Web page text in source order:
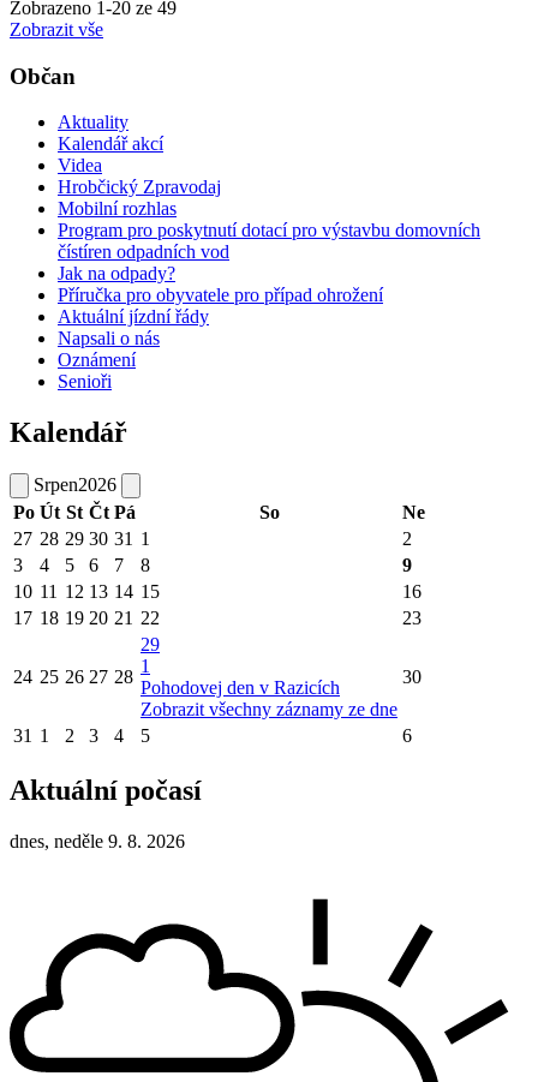
Zobrazeno 1-20 ze 49
Zobrazit vše
Občan
Aktuality
Kalendář akcí
Videa
Hrobčický Zpravodaj
Mobilní rozhlas
Program pro poskytnutí dotací pro výstavbu domovních
čístíren odpadních vod
Jak na odpady?
Příručka pro obyvatele pro případ ohrožení
Aktuální jízdní řády
Napsali o nás
Oznámení
Senioři
Kalendář
Srpen2026
Po Út St Čt Pá So
Ne
27 28 29 30 31 1
2
3
4 5 6 7 8
9
10 11 12 13 14 15
16
17 18 19 20 21 22 23
24 25 26 27 28
29
1
Pohodovej den v Razicích
Zobrazit všechny záznamy ze dne
30
31 1 2 3 4 5 6
Aktuální počasí
dnes, neděle 9. 8. 2026